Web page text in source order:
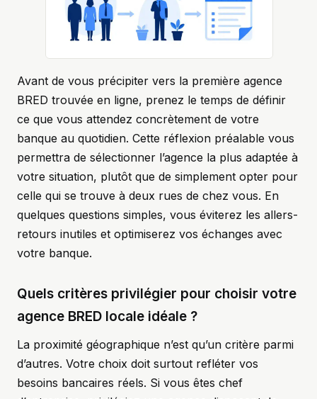
Avant de vous précipiter vers la première agence
BRED trouvée en ligne, prenez le temps de définir
ce que vous attendez concrètement de votre
banque au quotidien. Cette réflexion préalable vous
permettra de sélectionner l’agence la plus adaptée à
votre situation, plutôt que de simplement opter pour
celle qui se trouve à deux rues de chez vous. En
quelques questions simples, vous éviterez les allers-
retours inutiles et optimiserez vos échanges avec
votre banque.
Quels critères privilégier pour choisir votre
agence BRED locale idéale ?
La proximité géographique n’est qu’un critère parmi
d’autres. Votre choix doit surtout refléter vos
besoins bancaires réels. Si vous êtes chef